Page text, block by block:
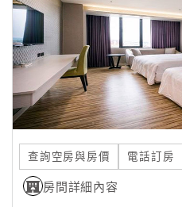
國
旅
卡
房
請
款
收
查詢空房與房價 電話訂房
房間詳細內容